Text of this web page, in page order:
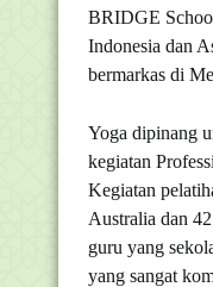
BRIDGE
Indonesia dan
bermarkas di
Yoga dipinang
kegiatan
Kegiatan
Australia dan
guru yang
yang sangat